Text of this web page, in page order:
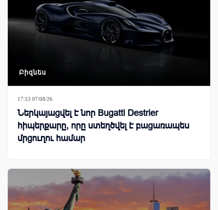
Բիզնես
17:53 07/08/26
Ներկայացվել է նոր Bugatti Destrier
հիպերքարը, որը ստեղծվել է բացառապես
մրցուղու համար